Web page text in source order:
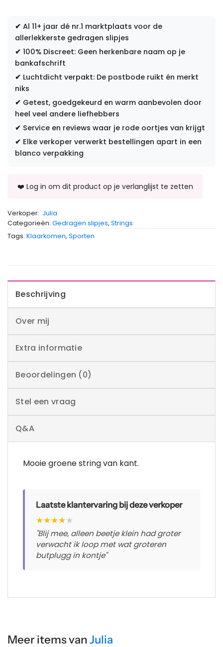
✔ Al 11+ jaar dé nr.1 marktplaats voor de
allerlekkerste gedragen slipjes
✔ 100% Discreet: Geen herkenbare naam op je
bankafschrift
✔ Luchtdicht verpakt: De postbode ruikt én merkt
niks
✔ Getest, goedgekeurd en warm aanbevolen door
heel veel andere liefhebbers
✔ Service en reviews waar je rode oortjes van krijgt
✔ Elke verkoper verwerkt bestellingen apart in een
blanco verpakking
Verkoper: Julia
Categorieën: Gedragen slipjes, Strings
Tags: Klaarkomen, Sporten
Beschrijving
Over mij
Extra informatie
Beoordelingen (0)
Stel een vraag
Q&A
Mooie groene string van kant.
Laatste klantervaring bij deze verkoper
★★★★★
"Blij mee, alleen beetje klein had groter
verwacht ik loop met wat groteren
butplugg in kontje"
Meer items van Julia